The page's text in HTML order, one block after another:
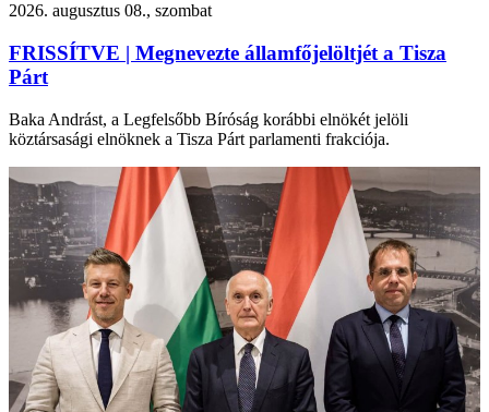
2026. augusztus 08., szombat
FRISSÍTVE | Megnevezte államfőjelöltjét a Tisza
Párt
Baka Andrást, a Legfelsőbb Bíróság korábbi elnökét jelöli
köztársasági elnöknek a Tisza Párt parlamenti frakciója.